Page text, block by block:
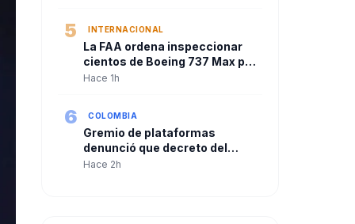
seguridad
5 INTERNACIONAL
La FAA ordena inspeccionar
cientos de Boeing 737 Max por
grietas en el fuselaje
Hace 1h
6 COLOMBIA
Gremio de plataformas
denunció que decreto del
Gobierno Petro “hace trizas”
Hace 2h